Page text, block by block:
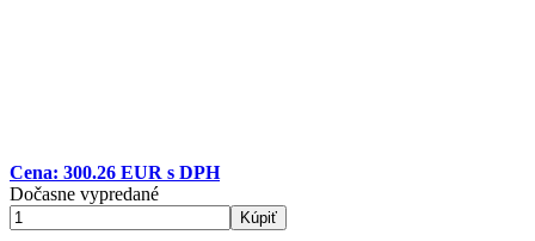
Cena: 300.26 EUR s DPH
Dočasne vypredané
Kúpiť